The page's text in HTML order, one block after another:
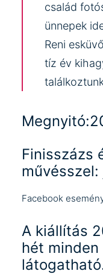
család
ünnepek
Reni
tíz év
Finisszázs
művésszel:
Facebook
A kiállítás
hét